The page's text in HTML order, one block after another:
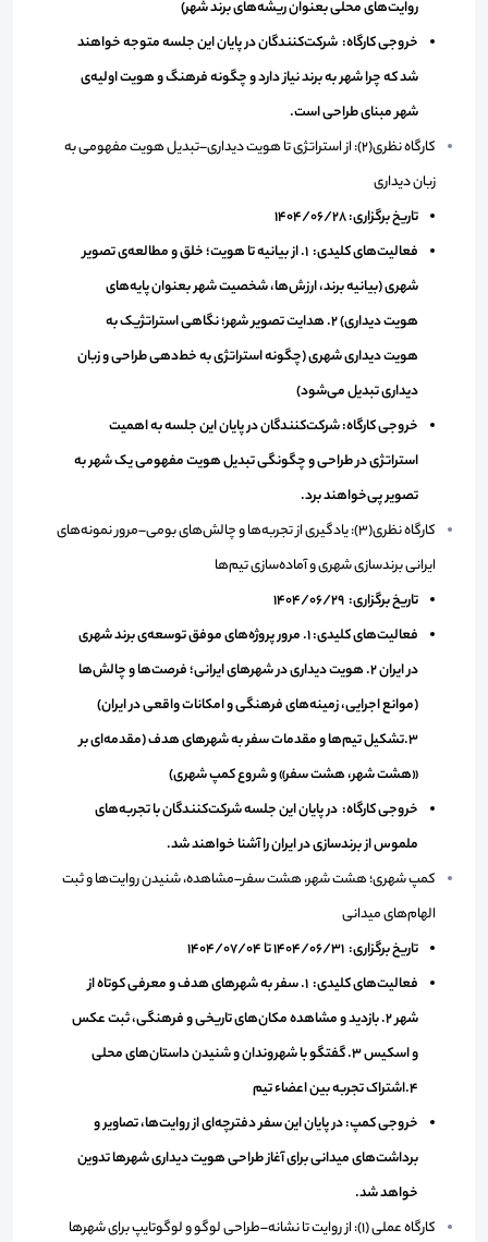
روایت‌های محلی بعنوان ریشه‌های برند شهر)
خروجی کارگاه: شرکت‌کنند‌گان در پایان این جلسه متوجه خواهند
شد که چرا شهر به برند نیاز دارد و چگونه فرهنگ و هویت اولیه‌ی
شهر مبنای طراحی است.
کارگاه نظری(2): از استراتژی تا هویت دیداری–تبدیل هویت مفهومی به
زبان دیداری
تاریخ برگزاری: 1404/06/28
فعالیت‌های کلیدی: 1. از بیانیه تا هویت؛ خلق و مطالعه‌ی تصویر
شهری (بیانیه برند، ارزش‌ها، شخصیت شهر بعنوان پایه‌های
هویت دیداری) 2. هدایت تصویر شهر؛ نگاهی استراتژیک به
هویت دیداری شهری (چگونه استراتژی به خط‌دهی طراحی و زبان
دیداری تبدیل می‌شود)
خروجی کارگاه: شرکت‌کنندگان در پایان این جلسه به اهمیت
استراتژی در طراحی و چگونگی تبدیل هویت مفهومی یک شهر به
تصویر پی‌خواهند برد.
کارگاه نظری(3): یادگیری از تجربه‌ها و چالش‌های بومی–مرور نمونه‌های
ایرانی برندسازی شهری و آماده‌سازی تیم‌ها
تاریخ برگزاری: 1404/06/29
فعالیت‌های کلیدی: 1. مرور پروژه‌های موفق توسعه‌ی برند شهری
در ایران 2. هویت دیداری در شهرهای ایرانی؛ فرصت‌ها و چالش‌ها
(موانع اجرایی، زمینه‌های فرهنگی و امکانات واقعی در ایران)
3.تشکیل تیم‌ها و مقدمات سفر به شهرهای هدف (مقدمه‌ای بر
«هشت شهر، هشت سفر» و شروع کمپ شهری)
خروجی کارگاه: در پایان این جلسه شرکت‌کنندگان با تجربه‌های
ملموس از برندسازی در ایران را آشنا خواهند شد.
کمپ شهری؛ هشت شهر، هشت سفر–مشاهده، شنیدن روایت‌ها و ثبت
الهام‌های میدانی
تاریخ برگزاری: 1404/06/31 تا 1404/07/04
فعالیت‌های کلیدی: 1. سفر به شهرهای هدف و معرفی کوتاه از
شهر 2. بازدید و مشاهده مکان‌های تاریخی و فرهنگی، ثبت عکس
و اسکیس 3. گفتگو با شهروندان و شنیدن داستان‌های محلی
4.اشتراک تجربه‌ بین اعضاء تیم
خروجی کمپ: در پایان این سفر دفترچه‌ای از روایت‌ها، تصاویر و
برداشت‌های میدانی برای آغاز طراحی هویت دیداری شهرها تدوین
خواهد شد.
کارگاه عملی (1): از روایت تا نشانه–طراحی لوگو و لوگوتایپ برای شهرها